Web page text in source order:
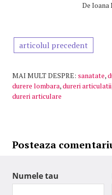
De Ioana
articolul precedent
MAI MULT DESPRE: sanatate,
durere lombara,dureri articulatii
dureri articulare
Posteaza
Numele tau